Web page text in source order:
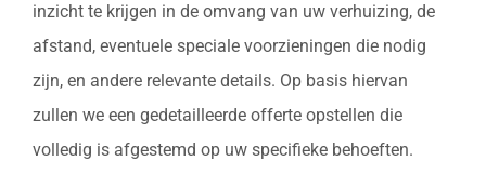
inzicht te krijgen in de omvang van uw verhuizing, de
afstand, eventuele speciale voorzieningen die nodig
zijn, en andere relevante details. Op basis hiervan
zullen we een gedetailleerde offerte opstellen die
volledig is afgestemd op uw specifieke behoeften.